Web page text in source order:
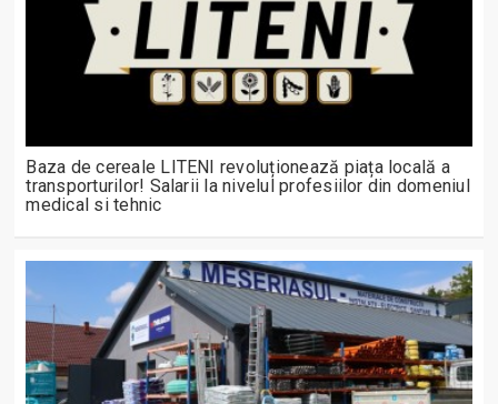
Baza de cereale LITENI revoluționează piața locală a
transporturilor! Salarii la nivelul profesiilor din domeniul
medical si tehnic